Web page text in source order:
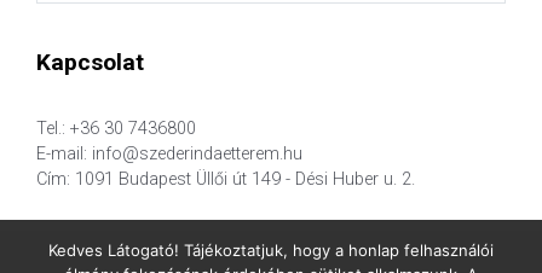
Kapcsolat
Tel.: +36 30 7436800
E-mail: info@szederindaetterem.hu
Cím: 1091 Budapest Üllői út 149 - Dési Huber u. 2.
Kedves Látogató! Tájékoztatjuk, hogy a honlap felhasználói